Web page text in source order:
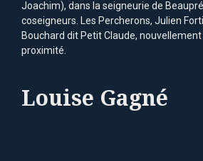
Joachim), dans la seigneurie de
coseigneurs. Les Percherons, Julien
Bouchard dit Petit Claude,
proximité.
Louise Gagné